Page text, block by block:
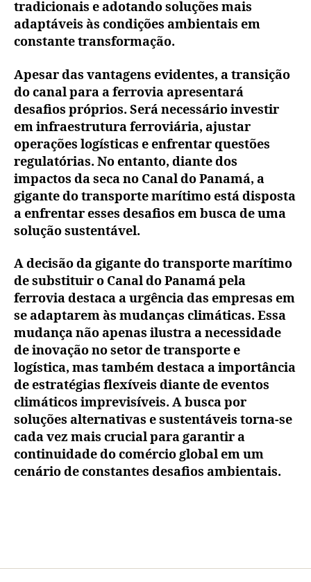
tradicionais e adotando soluções mais
adaptáveis às condições ambientais em
constante transformação.
Apesar das vantagens evidentes, a transição
do canal para a ferrovia apresentará
desafios próprios. Será necessário investir
em infraestrutura ferroviária, ajustar
operações logísticas e enfrentar questões
regulatórias. No entanto, diante dos
impactos da seca no Canal do Panamá, a
gigante do transporte marítimo está disposta
a enfrentar esses desafios em busca de uma
solução sustentável.
A decisão da gigante do transporte marítimo
de substituir o Canal do Panamá pela
ferrovia destaca a urgência das empresas em
se adaptarem às mudanças climáticas. Essa
mudança não apenas ilustra a necessidade
de inovação no setor de transporte e
logística, mas também destaca a importância
de estratégias flexíveis diante de eventos
climáticos imprevisíveis. A busca por
soluções alternativas e sustentáveis torna-se
cada vez mais crucial para garantir a
continuidade do comércio global em um
cenário de constantes desafios ambientais.